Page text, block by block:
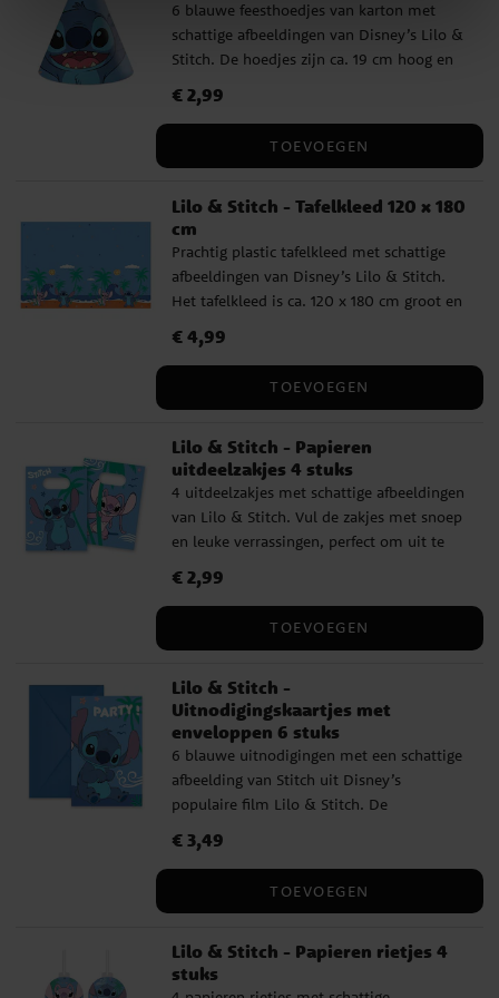
6 blauwe feesthoedjes van karton met
schattige afbeeldingen van Disney’s Lilo &
Stitch. De hoedjes zijn ca. 19 cm hoog en
comfortabel elastiek.
Prijs:€ 2,99
€ 2,99
TOEVOEGEN
Lilo & Stitch - Tafelkleed 120 x 180
cm
Prachtig plastic tafelkleed met schattige
afbeeldingen van Disney’s Lilo & Stitch.
Het tafelkleed is ca. 120 x 180 cm groot en
Prijs :€ 4,99
€ 4,99
TOEVOEGEN
Lilo & Stitch - Papieren
uitdeelzakjes 4 stuks
4 uitdeelzakjes met schattige afbeeldingen
van Lilo & Stitch. Vul de zakjes met snoep
en leuke verrassingen, perfect om uit te
kinderfeestje. De uitdeelzakjes zijn
zijn ca. 22 x 13 cm groot.
Prijs:€ 2,99
€ 2,99
TOEVOEGEN
Lilo & Stitch -
Uitnodigingskaartjes met
enveloppen 6 stuks
6 blauwe uitnodigingen met een schattige
afbeelding van Stitch uit Disney’s
populaire film Lilo & Stitch. De
worden geleverd inclusief 6 blauwe
Prijs:€ 3,49
€ 3,49
TOEVOEGEN
Lilo & Stitch - Papieren rietjes 4
stuks